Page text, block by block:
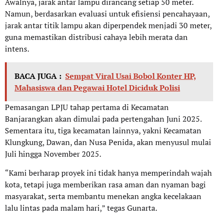
Namun, berdasarkan evaluasi untuk efisiensi pencahayaan,
jarak antar titik lampu akan diperpendek menjadi 30 meter,
guna memastikan distribusi cahaya lebih merata dan
intens.
BACA JUGA : Sempat Viral Usai Bobol Konter HP,
Mahasiswa dan Pegawai Hotel Diciduk Polisi
Pemasangan LPJU tahap pertama di Kecamatan
Banjarangkan akan dimulai pada pertengahan Juni 2025.
Sementara itu, tiga kecamatan lainnya, yakni Kecamatan
Klungkung, Dawan, dan Nusa Penida, akan menyusul mulai
Juli hingga November 2025.
“Kami berharap proyek ini tidak hanya memperindah wajah
kota, tetapi juga memberikan rasa aman dan nyaman bagi
masyarakat, serta membantu menekan angka kecelakaan
lalu lintas pada malam hari,” tegas Gunarta.